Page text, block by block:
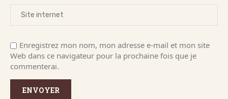
Enregistrez mon nom, mon adresse e-mail et mon site
Web dans ce navigateur pour la prochaine fois que je
commenterai.